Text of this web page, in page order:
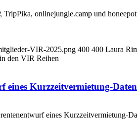
onlinejungle.camp und
VIR-2025.png 400 400 Laura
den VIR Reihen
eines Kurzzeitvermietung-
eines Kurzzeitvermietung-